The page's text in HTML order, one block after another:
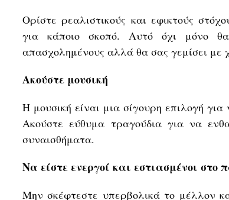
Ορίστε ρεαλιστικούς και εφικτούς
για κάποιο σκοπό. Αυτό όχι μόνο
απασχολημένους αλλά θα σας γεμίσει με
Ακούστε μουσική
Η μουσική είναι μια σίγουρη επιλογή
Ακούστε εύθυμα τραγούδια για να
συναισθήματα.
Να είστε ενεργοί και εστιασμένοι στο
Μην σκέφτεστε υπερβολικά το μέλλον